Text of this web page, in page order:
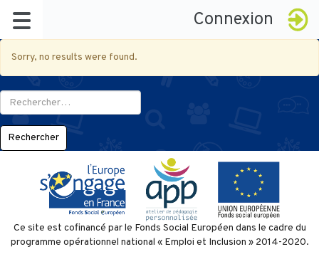
Connexion
À propos
Le réseau
Sorry, no results were found.
Rechercher :
Ce site est cofinancé par le Fonds Social Européen dans le cadre du
programme opérationnel national « Emploi et Inclusion » 2014-2020.